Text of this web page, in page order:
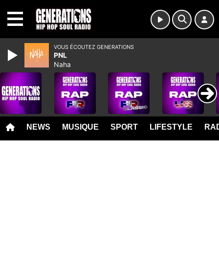
NEWS MUSIQUE SPORT LIFESTYLE
VOUS ÉCOUTEZ GENERATIONS
PNL
Naha